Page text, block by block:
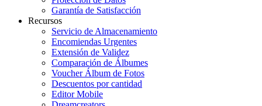
Garantía de Satisfacción
Recursos
Servicio de Almacenamiento
Encomiendas Urgentes
Extensión de Validez
Comparación de Álbumes
Voucher Álbum de Fotos
Descuentos por cantidad
Editor Mobile